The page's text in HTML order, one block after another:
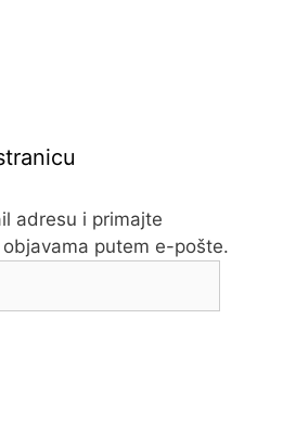
adresu i primajte
putem e-pošte.